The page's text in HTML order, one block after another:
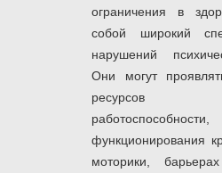
ограничения в
собой широкий
нарушений
Они могут
ресурсов
функционирования
моторики,